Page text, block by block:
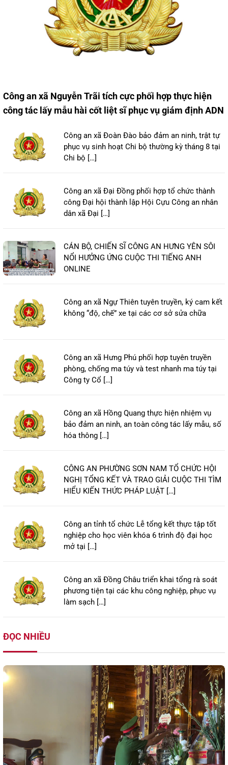
Công an xã Nguyễn Trãi tích cực phối hợp thực hiện
công tác lấy mẫu hài cốt liệt sĩ phục vụ giám định ADN
Công an xã Đoàn Đào bảo đảm an ninh, trật tự
phục vụ sinh hoạt Chi bộ thường kỳ tháng 8 tại
Chi bộ […]
Công an xã Đại Đồng phối hợp tổ chức thành
công Đại hội thành lập Hội Cựu Công an nhân
dân xã Đại […]
CÁN BỘ, CHIẾN SĨ CÔNG AN HƯNG YÊN SÔI
NỔI HƯỞNG ỨNG CUỘC THI TIẾNG ANH
ONLINE
Công an xã Ngự Thiên tuyên truyền, ký cam kết
không “độ, chế” xe tại các cơ sở sửa chữa
Công an xã Hưng Phú phối hợp tuyên truyền
phòng, chống ma túy và test nhanh ma túy tại
Công ty Cổ […]
Công an xã Hồng Quang thực hiện nhiệm vụ
bảo đảm an ninh, an toàn công tác lấy mẫu, số
hóa thông […]
CÔNG AN PHƯỜNG SƠN NAM TỔ CHỨC HỘI
NGHỊ TỔNG KẾT VÀ TRAO GIẢI CUỘC THI TÌM
HIỂU KIẾN THỨC PHÁP LUẬT […]
Công an tỉnh tổ chức Lễ tổng kết thực tập tốt
nghiệp cho học viên khóa 6 trình độ đại học
mở tại […]
Công an xã Đồng Châu triển khai tổng rà soát
phương tiện tại các khu công nghiệp, phục vụ
làm sạch […]
ĐỌC NHIỀU